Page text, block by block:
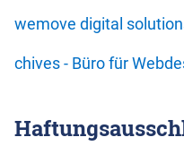
wemove digital
chives - Büro für